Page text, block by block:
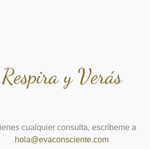
cualquier consulta, escríbeme a
hola@evaconsciente.com